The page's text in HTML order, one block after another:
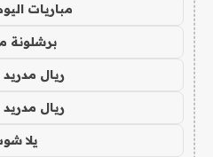
مباريات
برشلونة
ريال
ريال
يلا